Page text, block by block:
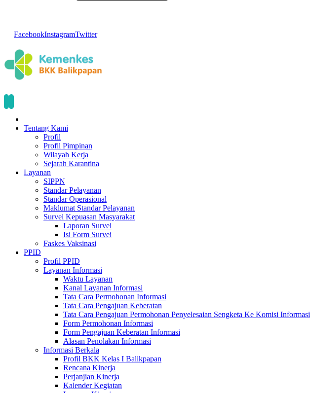
FacebookInstagramTwitter
Tentang Kami
Profil
Profil Pimpinan
Wilayah Kerja
Sejarah Karantina
Layanan
SIPPN
Standar Pelayanan
Standar Operasional
Maklumat Standar Pelayanan
Survei Kepuasan Masyarakat
Laporan Survei
Isi Form Survei
Faskes Vaksinasi
PPID
Profil PPID
Layanan Informasi
Waktu Layanan
Kanal Layanan Informasi
Tata Cara Permohonan Informasi
Tata Cara Pengajuan Keberatan
Tata Cara Pengajuan Permohonan Penyelesaian Sengketa Ke Komisi Informasi
Form Permohonan Informasi
Form Pengajuan Keberatan Informasi
Alasan Penolakan Informasi
Informasi Berkala
Profil BKK Kelas I Balikpapan
Rencana Kinerja
Perjanjian Kinerja
Kalender Kegiatan